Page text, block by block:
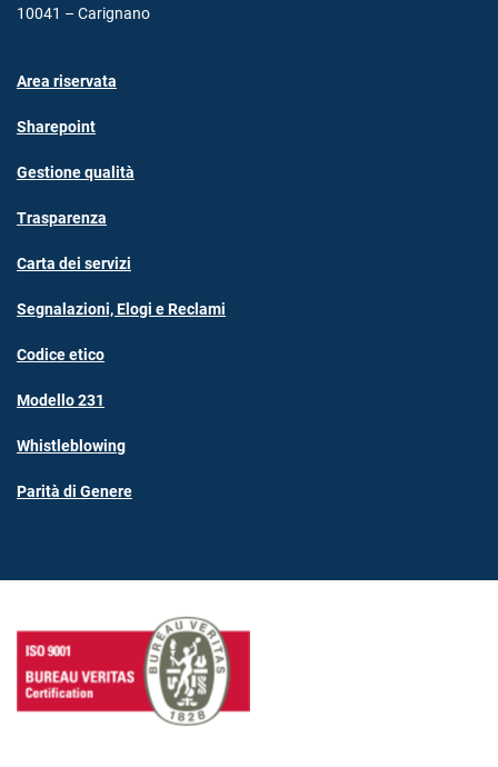
10041 – Carignano
Area riservata
Sharepoint
Gestione qualità
Trasparenza
Carta dei servizi
Segnalazioni, Elogi e Reclami
Codice etico
Modello 231
Whistleblowing
Parità di Genere